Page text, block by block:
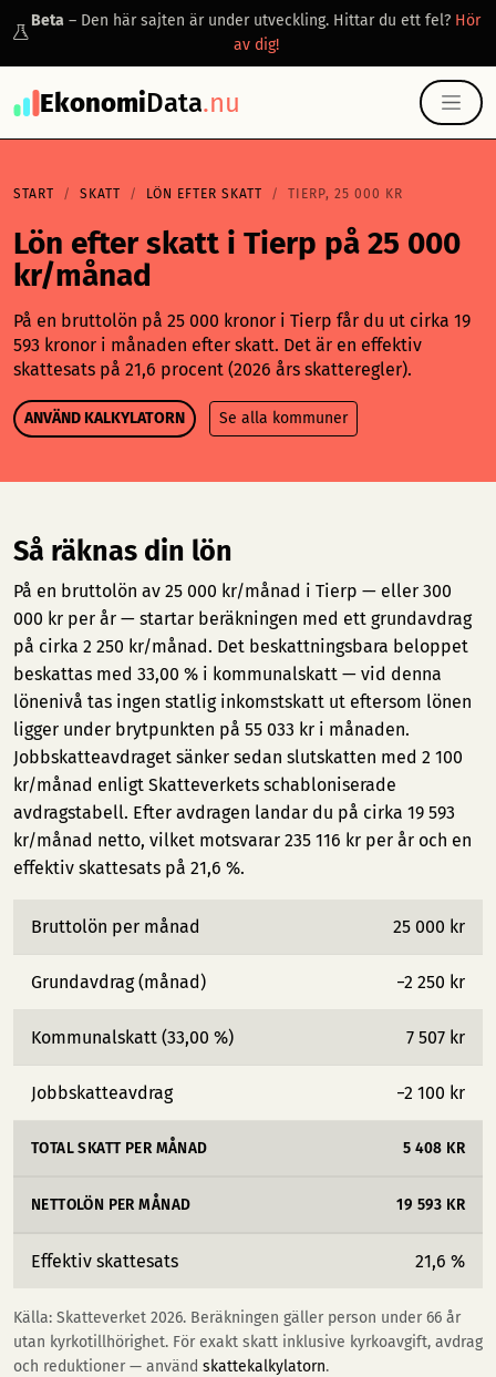
Beta – Den här sajten är under utveckling. Hittar du ett fel? Hör
av dig!
EkonomiData.nu
START SKATT LÖN EFTER SKATT TIERP, 25 000 KR
Lön efter skatt i Tierp på 25 000
kr/månad
På en bruttolön på 25 000 kronor i Tierp får du ut cirka 19
593 kronor i månaden efter skatt. Det är en effektiv
skattesats på 21,6 procent (2026 års skatteregler).
ANVÄND KALKYLATORN Se alla kommuner
Så räknas din lön
På en bruttolön av 25 000 kr/månad i Tierp — eller 300
000 kr per år — startar beräkningen med ett grundavdrag
på cirka 2 250 kr/månad. Det beskattningsbara beloppet
beskattas med 33,00 % i kommunalskatt — vid denna
lönenivå tas ingen statlig inkomstskatt ut eftersom lönen
ligger under brytpunkten på 55 033 kr i månaden.
Jobbskatteavdraget sänker sedan slutskatten med 2 100
kr/månad enligt Skatteverkets schabloniserade
avdragstabell. Efter avdragen landar du på cirka 19 593
kr/månad netto, vilket motsvarar 235 116 kr per år och en
effektiv skattesats på 21,6 %.
Bruttolön per månad 25 000 kr
Grundavdrag (månad) −2 250 kr
Kommunalskatt (33,00 %) 7 507 kr
Jobbskatteavdrag −2 100 kr
TOTAL SKATT PER MÅNAD 5 408 KR
NETTOLÖN PER MÅNAD 19 593 KR
Effektiv skattesats 21,6 %
Källa: Skatteverket 2026. Beräkningen gäller person under 66 år
utan kyrkotillhörighet. För exakt skatt inklusive kyrkoavgift, avdrag
och reduktioner — använd skattekalkylatorn.